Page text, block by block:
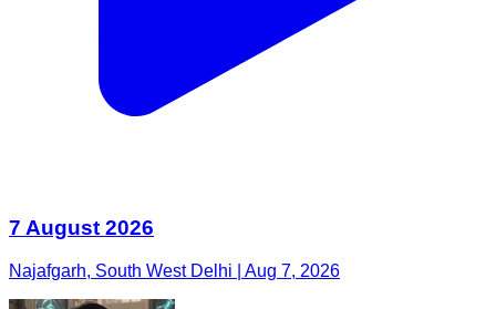
7 August 2026
Najafgarh, South West Delhi | Aug 7, 2026